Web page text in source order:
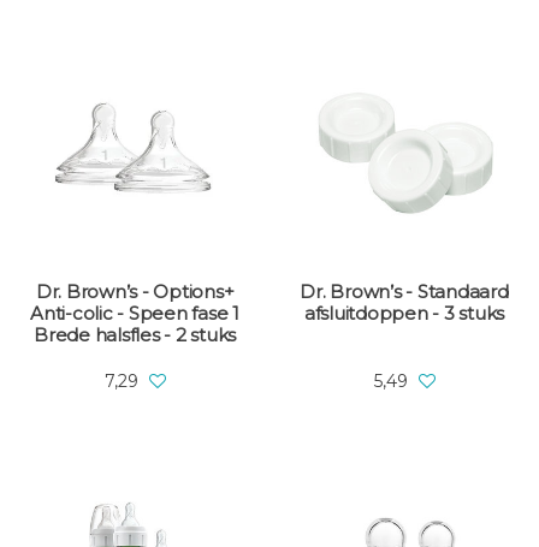
Dr. Brown’s - Options+
Anti-colic - Speen fase 1
Brede halsfles - 2 stuks
7,29
Dr. Brown’s - Standaard
afsluitdoppen - 3 stuks
5,49